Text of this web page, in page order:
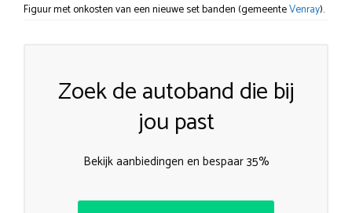
Figuur met onkosten van een nieuwe set banden (gemeenteVenray).
Zoek de autoband die bij
jou past
Bekijk aanbiedingen en bespaar 35%